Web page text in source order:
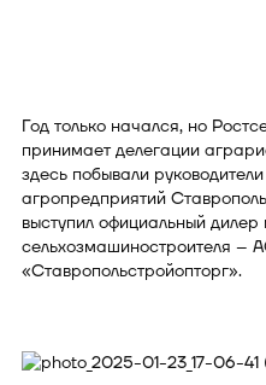
Год только начался, но
принимает делегации
здесь побывали
агропредприятий
выступил официальный
сельхозмашиностроителя –
«Ставропольстройопторг».